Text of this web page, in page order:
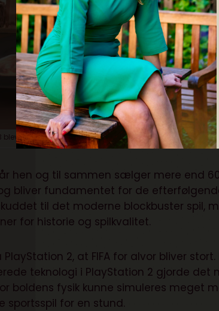
blev seriens vendepunkt, hvor det forvandlede sig til en af
hen og til sammen sælger mere end
bliver fundamentet for de
til det moderne blockbuster spil,
for historie og spilkvalitet.
2, at FIFA for alvor bliver
teknologi i PlayStation 2 gjorde det
boldens fysik kunne simuleres meget
sportsspil for en stund.